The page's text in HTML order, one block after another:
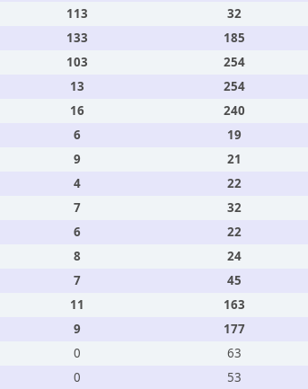
113 32
133 185
103 254
13 254
16 240
6 19
9 21
4 22
7 32
6 22
8 24
7 45
11 163
9 177
0 63
0 53